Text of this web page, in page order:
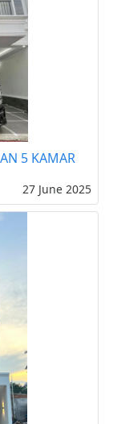
5 KAMAR
27 June 2025